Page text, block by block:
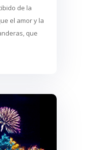
de la
el amor y la
que